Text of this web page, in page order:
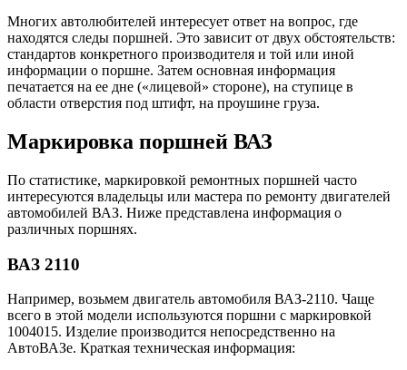
Многих автолюбителей интересует ответ на вопрос, где
находятся следы поршней. Это зависит от двух обстоятельств:
стандартов конкретного производителя и той или иной
информации о поршне. Затем основная информация
печатается на ее дне («лицевой» стороне), на ступице в
области отверстия под штифт, на проушине груза.
Маркировка поршней ВАЗ
По статистике, маркировкой ремонтных поршней часто
интересуются владельцы или мастера по ремонту двигателей
автомобилей ВАЗ. Ниже представлена ​​информация о
различных поршнях.
ВАЗ 2110
Например, возьмем двигатель автомобиля ВАЗ-2110. Чаще
всего в этой модели используются поршни с маркировкой
1004015. Изделие производится непосредственно на
АвтоВАЗе. Краткая техническая информация: